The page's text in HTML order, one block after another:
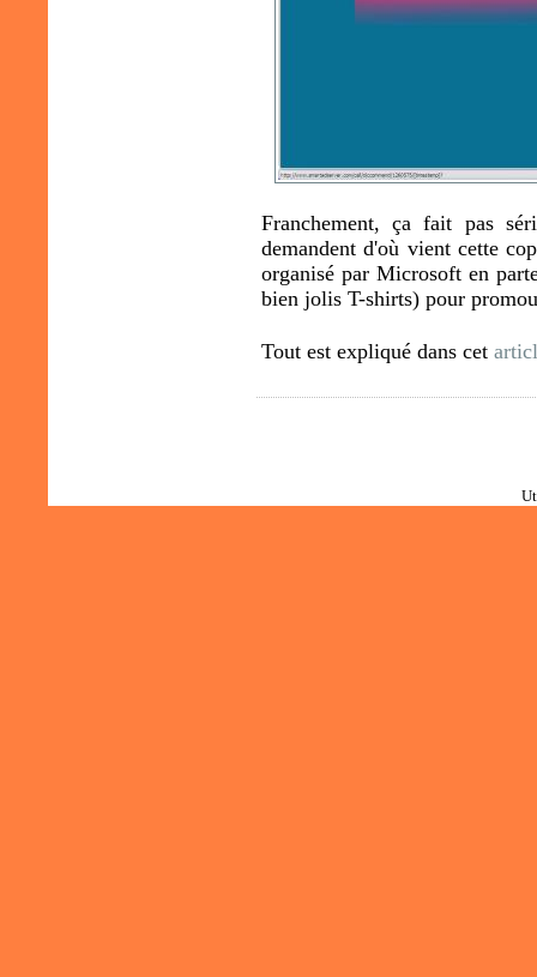
Franchement, ça fait pas
demandent d'où vient cette
organisé par Microsoft en
bien jolis T-shirts) pour
Tout est expliqué dans cet